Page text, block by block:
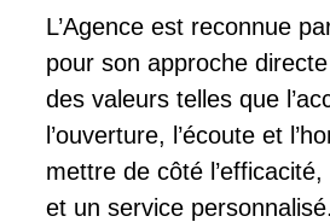
L’Agence est reconnue
pour son approche
des valeurs telles que
l’ouverture, l’écoute et
mettre de côté
et un service personnalisé.